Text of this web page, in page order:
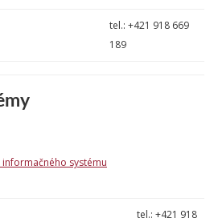
tel.: +421 918 669
189
systému
tel.: +421 918